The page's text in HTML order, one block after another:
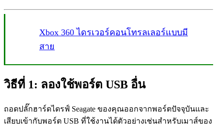
Xbox 360 ไดรเวอร์คอนโทรลเลอร์แบบมี
สาย
วิธีที่ 1: ลองใช้พอร์ต USB อื่น
ถอดปลั๊กฮาร์ดไดรฟ์ Seagate ของคุณออกจากพอร์ตปัจจุบันและ
เสียบเข้ากับพอร์ต USB ที่ใช้งานได้ตัวอย่างเช่นสำหรับเมาส์ของ